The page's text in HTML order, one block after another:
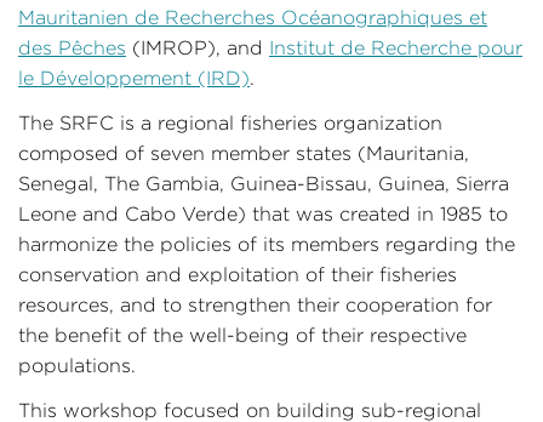
Mauritanien de Recherches Océanographiques et
des Pêches (IMROP), and Institut de Recherche pour
le Développement (IRD).
The SRFC is a regional fisheries organization
composed of seven member states (Mauritania,
Senegal, The Gambia, Guinea-Bissau, Guinea, Sierra
Leone and Cabo Verde) that was created in 1985 to
harmonize the policies of its members regarding the
conservation and exploitation of their fisheries
resources, and to strengthen their cooperation for
the benefit of the well-being of their respective
populations.
This workshop focused on building sub-regional